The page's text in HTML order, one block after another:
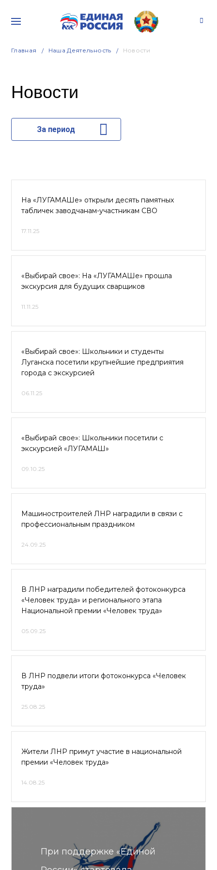
Главная Наша Деятельность Новости
Новости
За период
На «ЛУГАМАШе» открыли десять памятных
табличек заводчанам-участникам СВО
17.11.25
«Выбирай свое»: На «ЛУГАМАШе» прошла
экскурсия для будущих сварщиков
11.11.25
«Выбирай свое»: Школьники и студенты
Луганска посетили крупнейшие предприятия
города с экскурсией
06.11.25
«Выбирай свое»: Школьники посетили с
экскурсией «ЛУГАМАШ»
09.10.25
Машиностроителей ЛНР наградили в связи с
профессиональным праздником
24.09.25
В ЛНР наградили победителей фотоконкурса
«Человек труда» и регионального этапа
Национальной премии «Человек труда»
05.09.25
В ЛНР подвели итоги фотоконкурса «Человек
труда»
25.08.25
Жители ЛНР примут участие в национальной
премии «Человек труда»
14.08.25
При поддержке «Единой